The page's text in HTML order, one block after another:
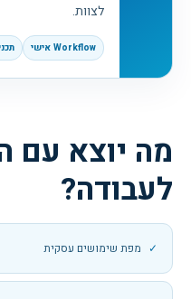
לצוות.
Workflow אישי
מה יוצא
לעבודה?
מפת שימושים עסקית